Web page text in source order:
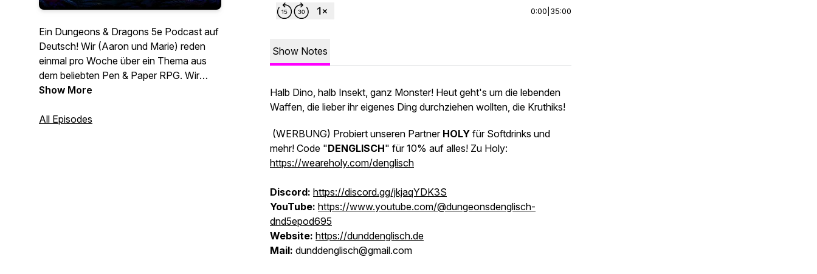
Ein Dungeons & Dragons 5e Podcast auf
Deutsch! Wir (Aaron und Marie) reden
einmal pro Woche über ein Thema aus
dem beliebten Pen & Paper RPG. Wir
erklären euch DND Lore, Monster, Items
Show More
All Episodes
0:00 35:00
Show Notes
Halb Dino, halb Insekt, ganz Monster! Heut geht's um die lebenden
Waffen, die lieber ihr eigenes Ding durchziehen wollten, die Kruthiks!
(WERBUNG) Probiert unseren Partner HOLY für Softdrinks und
mehr! Code "DENGLISCH" für 10% auf alles! Zu Holy:
https://weareholy.com/denglisch
Discord: https://discord.gg/jkjaqYDK3S
YouTube: https://www.youtube.com/@dungeonsdenglisch-
dnd5epod695
Website: https://dunddenglisch.de
Mail: dunddenglisch@gmail.com